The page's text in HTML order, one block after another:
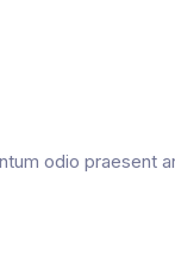
odio praesent